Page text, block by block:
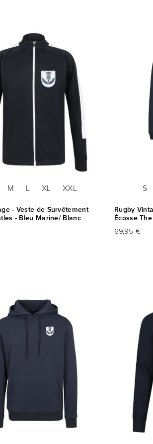
M L XL XXL
- Veste de Survêtement
- Bleu Marine/ Blanc
S
Rugby
Écosse
69,95 €